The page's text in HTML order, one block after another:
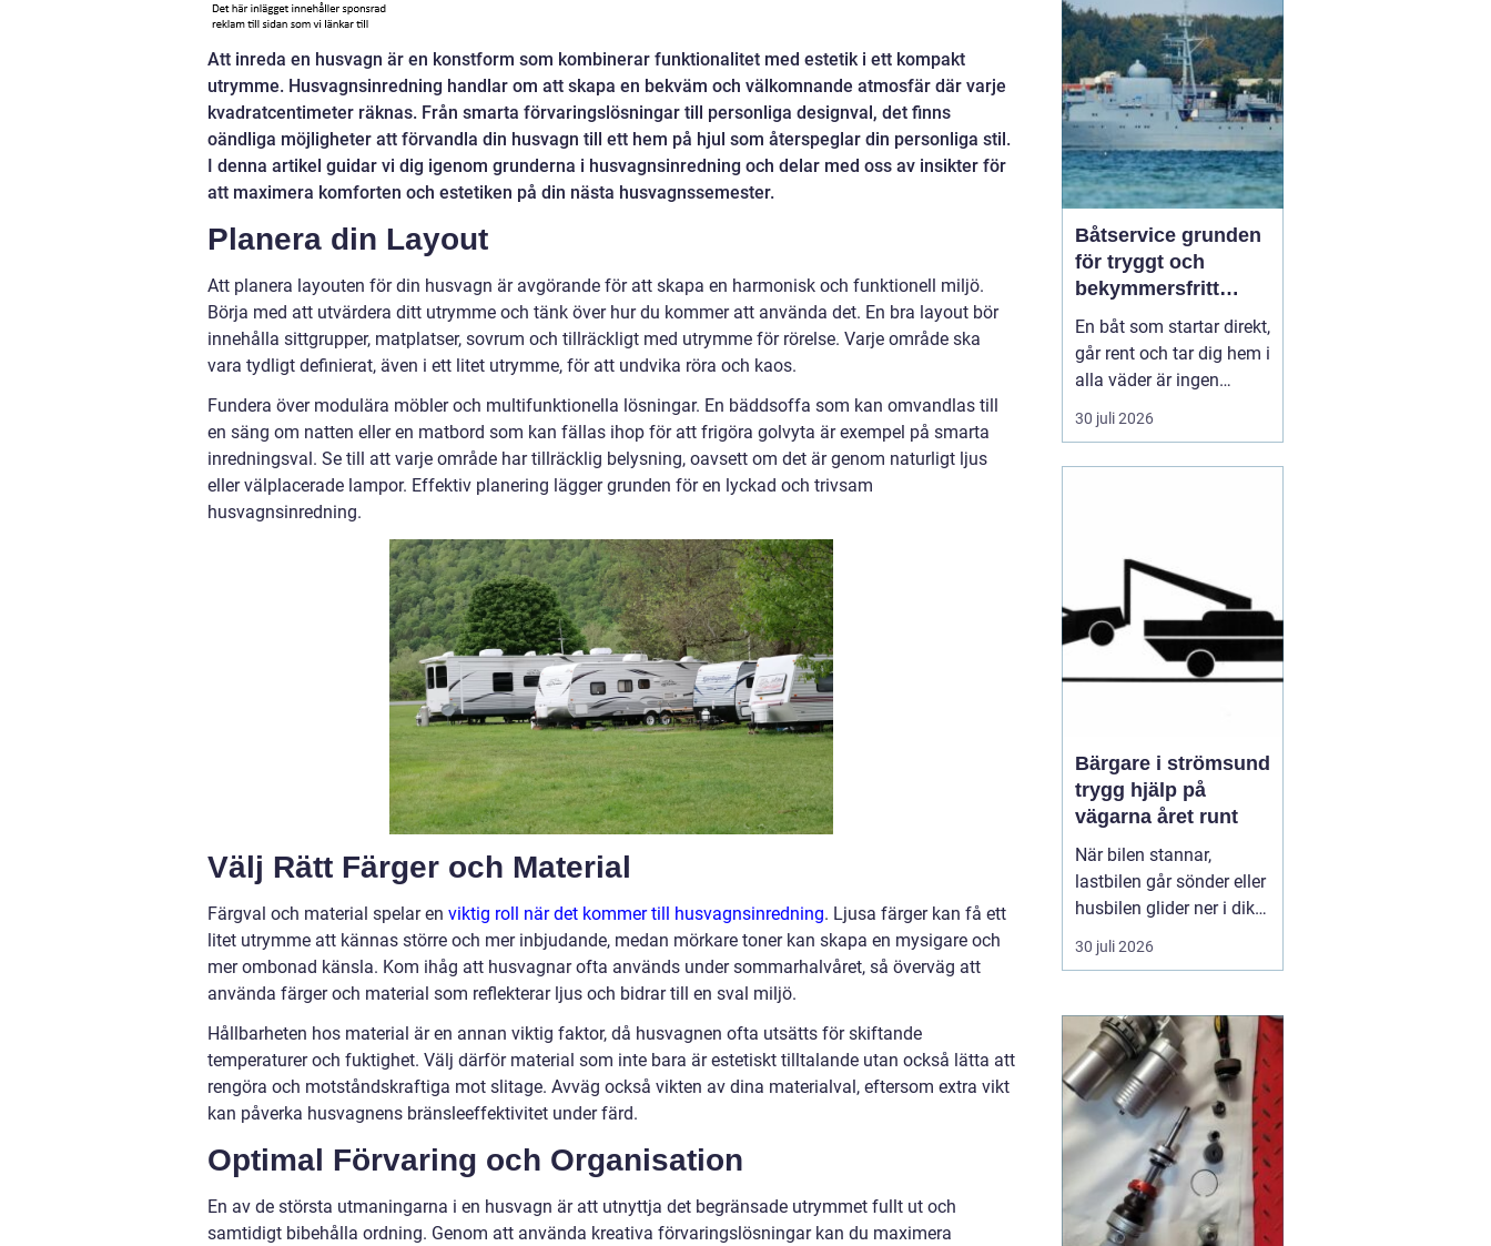
Att inreda en husvagn är en konstform som kombinerar funktionalitet med estetik i ett kompakt
utrymme. Husvagnsinredning handlar om att skapa en bekväm och välkomnande atmosfär där varje
kvadratcentimeter räknas. Från smarta förvaringslösningar till personliga designval, det finns
oändliga möjligheter att förvandla din husvagn till ett hem på hjul som återspeglar din personliga stil.
I denna artikel guidar vi dig igenom grunderna i husvagnsinredning och delar med oss av insikter för
att maximera komforten och estetiken på din nästa husvagnssemester.
Planera din Layout
Att planera layouten för din husvagn är avgörande för att skapa en harmonisk och funktionell miljö.
Börja med att utvärdera ditt utrymme och tänk över hur du kommer att använda det. En bra layout bör
innehålla sittgrupper, matplatser, sovrum och tillräckligt med utrymme för rörelse. Varje område ska
vara tydligt definierat, även i ett litet utrymme, för att undvika röra och kaos.
Fundera över modulära möbler och multifunktionella lösningar. En bäddsoffa som kan omvandlas till
en säng om natten eller en matbord som kan fällas ihop för att frigöra golvyta är exempel på smarta
inredningsval. Se till att varje område har tillräcklig belysning, oavsett om det är genom naturligt ljus
eller välplacerade lampor. Effektiv planering lägger grunden för en lyckad och trivsam
husvagnsinredning.
Välj Rätt Färger och Material
Färgval och material spelar en viktig roll när det kommer till husvagnsinredning. Ljusa färger kan få ett
litet utrymme att kännas större och mer inbjudande, medan mörkare toner kan skapa en mysigare och
mer ombonad känsla. Kom ihåg att husvagnar ofta används under sommarhalvåret, så överväg att
använda färger och material som reflekterar ljus och bidrar till en sval miljö.
Hållbarheten hos material är en annan viktig faktor, då husvagnen ofta utsätts för skiftande
temperaturer och fuktighet. Välj därför material som inte bara är estetiskt tilltalande utan också lätta att
rengöra och motståndskraftiga mot slitage. Avväg också vikten av dina materialval, eftersom extra vikt
kan påverka husvagnens bränsleeffektivitet under färd.
Optimal Förvaring och Organisation
En av de största utmaningarna i en husvagn är att utnyttja det begränsade utrymmet fullt ut och
samtidigt bibehålla ordning. Genom att använda kreativa förvaringslösningar kan du maximera
Med r...
Båtservice grunden
för tryggt och
bekymmersfritt
båtliv
En båt som startar direkt,
går rent och tar dig hem i
alla väder är ingen
slump. Bakom varje
problemfri båttur ligger
väntar tills något går
sönder, men den s...
30 juli 2026
Bärgare i strömsund
trygg hjälp på
vägarna året runt
När bilen stannar,
lastbilen går sönder eller
husbilen glider ner i diket
är behovet enkelt: snabb,
trygg och lugn hjälp på
de omgivande delarna
av Jämtland och södra
Lappland spelar
bärgningsfirmorna en
avgörande roll för att ...
30 juli 2026